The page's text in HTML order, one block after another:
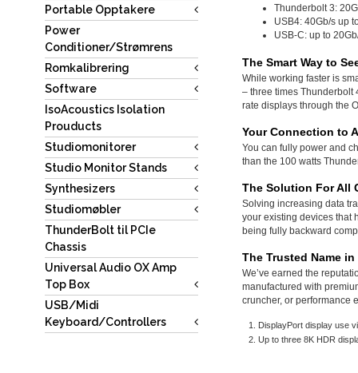
Portable Opptakere
Power
Conditioner/Strømrens
Romkalibrering
Software
IsoAcoustics Isolation
Prouducts
Studiomonitorer
Studio Monitor Stands
Synthesizers
Studiomøbler
ThunderBolt til PCIe
Chassis
Universal Audio OX Amp
Top Box
USB/Midi
Keyboard/Controllers
Thunderbolt 3:
USB4: 40Gb/s up
USB-C: up to
The Smart Way to
While working faster is
– three times Thunderbolt
rate displays through the
Your Connection to
You can fully power and
than the 100 watts
The Solution For All
Solving increasing data
your existing devices that
being fully backward
The Trusted Name
We’ve earned the
manufactured with
cruncher, or performance
DisplayPort display use
Up to three 8K HDR